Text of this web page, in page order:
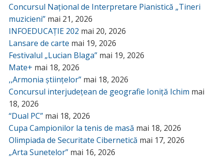
Concursul Național de Interpretare Pianistică „Tineri
muzicieni” mai 21, 2026
INFOEDUCAȚIE 202 mai 20, 2026
Lansare de carte mai 19, 2026
Festivalul „Lucian Blaga” mai 19, 2026
Mate+ mai 18, 2026
,,Armonia științelor” mai 18, 2026
Concursul interjudețean de geografie Ioniță Ichim mai
18, 2026
“Dual PC” mai 18, 2026
Cupa Campionilor la tenis de masă mai 18, 2026
Olimpiada de Securitate Cibernetică mai 17, 2026
„Arta Sunetelor” mai 16, 2026